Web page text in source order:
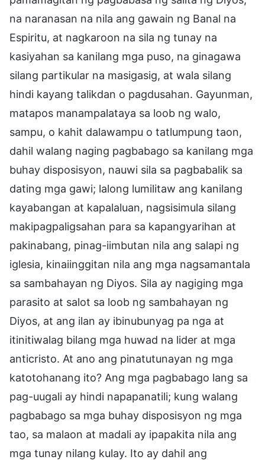
na naranasan na nila ang gawain ng Banal na
Espiritu, at nagkaroon na sila ng tunay na
kasiyahan sa kanilang mga puso, na ginagawa
silang partikular na masigasig, at wala silang
hindi kayang talikdan o pagdusahan. Gayunman,
matapos manampalataya sa loob ng walo,
sampu, o kahit dalawampu o tatlumpung taon,
dahil walang naging pagbabago sa kanilang mga
buhay disposisyon, nauwi sila sa pagbabalik sa
dating mga gawi; lalong lumilitaw ang kanilang
kayabangan at kapalaluan, nagsisimula silang
makipagpaligsahan para sa kapangyarihan at
pakinabang, pinag-iimbutan nila ang salapi ng
iglesia, kinaiinggitan nila ang mga nagsamantala
sa sambahayan ng Diyos. Sila ay nagiging mga
parasito at salot sa loob ng sambahayan ng
Diyos, at ang ilan ay ibinubunyag pa nga at
itinitiwalag bilang mga huwad na lider at mga
anticristo. At ano ang pinatutunayan ng mga
katotohanang ito? Ang mga pagbabago lang sa
pag-uugali ay hindi napapanatili; kung walang
pagbabago sa mga buhay disposisyon ng mga
tao, sa malaon at madali ay ipapakita nila ang
mga tunay nilang kulay. Ito ay dahil ang